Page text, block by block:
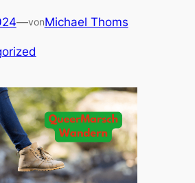
—vonMichael Thoms